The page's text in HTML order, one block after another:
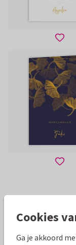
Cookies
Ga je akkoord